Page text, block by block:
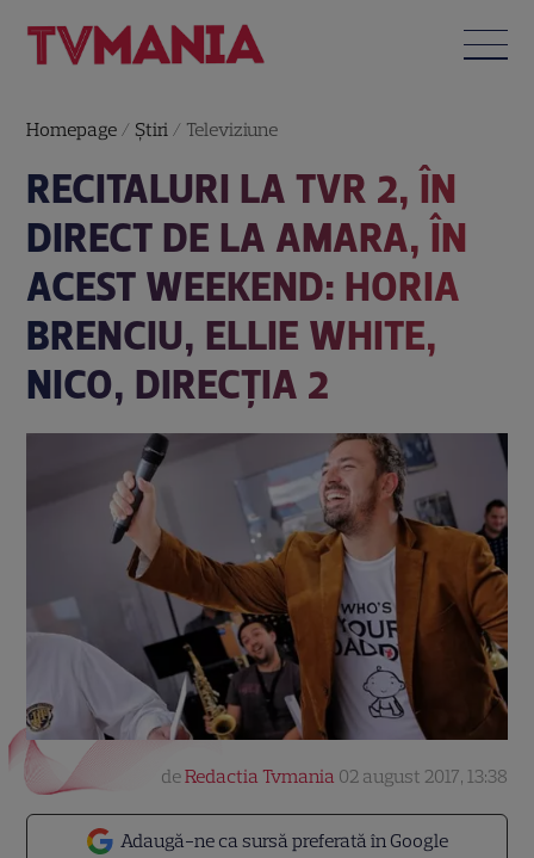
Homepage / Știri / Televiziune
RECITALURI LA TVR 2, ÎN
DIRECT DE LA AMARA, ÎN
ACEST WEEKEND: HORIA
BRENCIU, ELLIE WHITE,
NICO, DIRECȚIA 2
Adaugă-ne ca sursă preferată în Google
deRedactia Tvmania 02 august 2017, 13:38